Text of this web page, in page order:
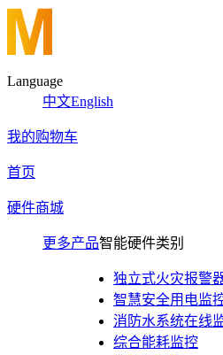
Language
中文English
我的购物车
首页
硬件商城
更多产品智能硬件类别
独立式火灾报警
智慧安全用电监
消防水系统在线
综合能耗监控